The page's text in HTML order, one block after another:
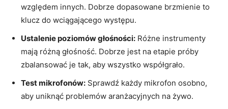
względem innych. Dobrze dopasowane brzmienie to
klucz do wciągającego występu.
Ustalenie poziomów głośności: Różne instrumenty
mają różną głośność. Dobrze jest na etapie próby
zbalansować je tak, aby wszystko współgrało.
Test mikrofonów: Sprawdź każdy mikrofon osobno,
aby uniknąć problemów aranżacyjnych na żywo.